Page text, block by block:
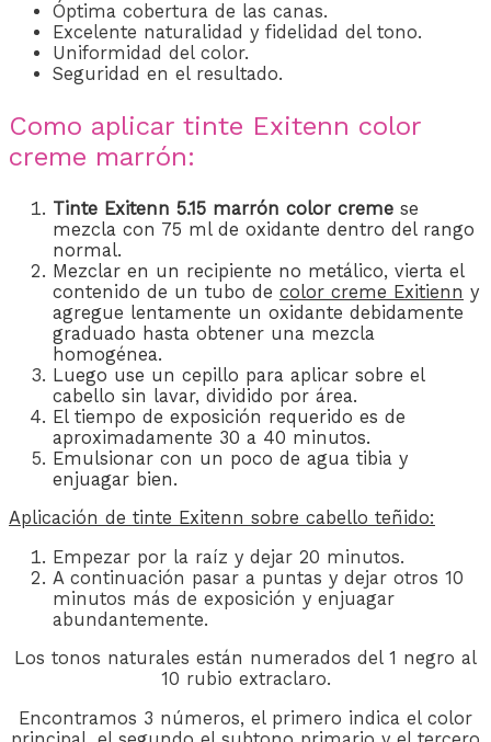
Óptima cobertura de las canas.
Excelente naturalidad y fidelidad del tono.
Uniformidad del color.
Seguridad en el resultado.
Como aplicar tinte Exitenn color
creme marrón:
Tinte Exitenn 5.15 marrón color creme se
mezcla con 75 ml de oxidante dentro del rango
normal.
Mezclar en un recipiente no metálico, vierta el
contenido de un tubo de color creme Exitienn y
agregue lentamente un oxidante debidamente
graduado hasta obtener una mezcla
homogénea.
Luego use un cepillo para aplicar sobre el
cabello sin lavar, dividido por área.
El tiempo de exposición requerido es de
aproximadamente 30 a 40 minutos.
Emulsionar con un poco de agua tibia y
enjuagar bien.
Aplicación de tinte Exitenn sobre cabello teñido:
Empezar por la raíz y dejar 20 minutos.
A continuación pasar a puntas y dejar otros 10
minutos más de exposición y enjuagar
abundantemente.
Los tonos naturales están numerados del 1 negro al
10 rubio extraclaro.
Encontramos 3 números, el primero indica el color